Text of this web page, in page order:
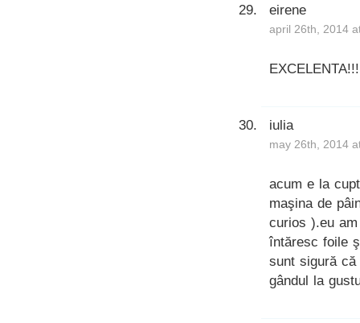
eirene
april 26th, 2014
iulia
may 26th, 2014
acum e la
maşina de
curios ).eu
întăresc foile
sunt sigură
gândul la